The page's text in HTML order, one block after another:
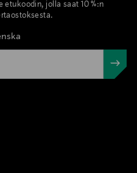
jolla saat 10 %:n